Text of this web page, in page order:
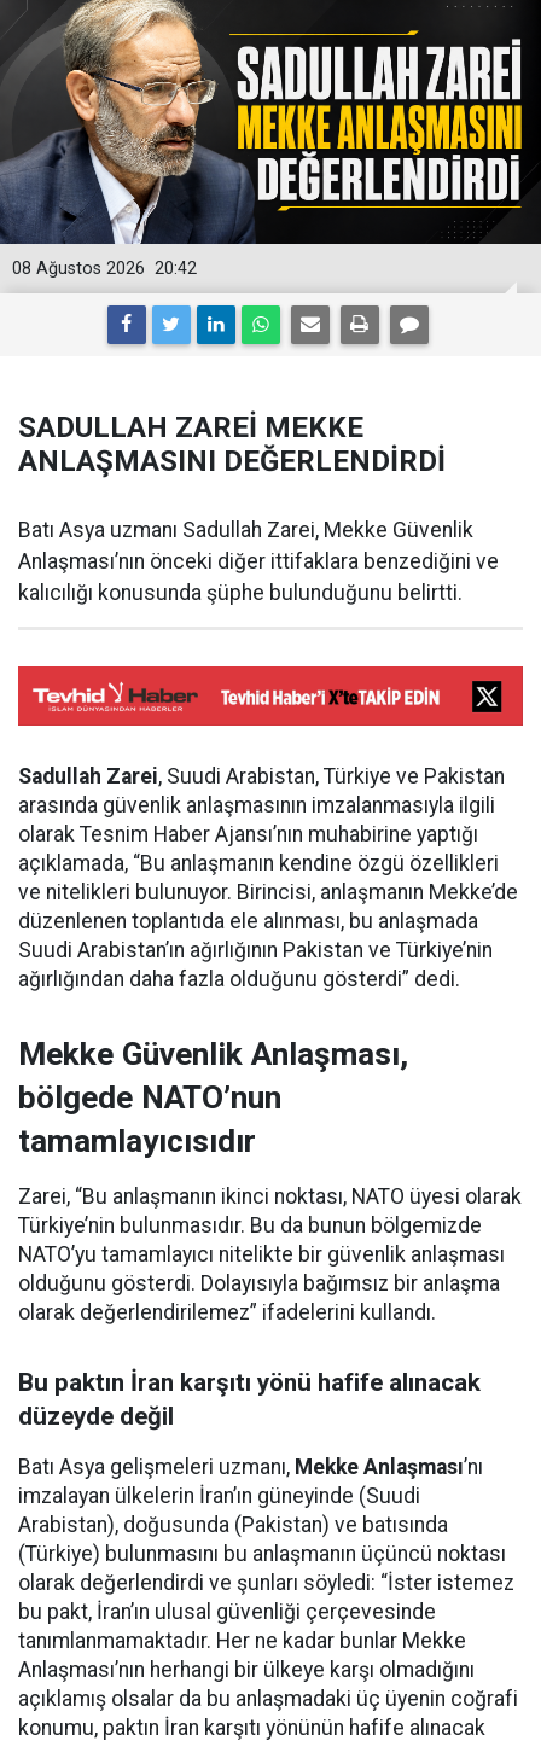
20:42
08 Ağustos 2026
SADULLAH ZAREİ MEKKE
ANLAŞMASINI DEĞERLENDİRDİ
Batı Asya uzmanı Sadullah Zarei, Mekke Güvenlik
Anlaşması’nın önceki diğer ittifaklara benzediğini ve
kalıcılığı konusunda şüphe bulunduğunu belirtti.
Sadullah Zarei, Suudi Arabistan, Türkiye ve Pakistan
arasında güvenlik anlaşmasının imzalanmasıyla ilgili
olarak Tesnim Haber Ajansı’nın muhabirine yaptığı
açıklamada, “Bu anlaşmanın kendine özgü özellikleri
ve nitelikleri bulunuyor. Birincisi, anlaşmanın Mekke’de
düzenlenen toplantıda ele alınması, bu anlaşmada
Suudi Arabistan’ın ağırlığının Pakistan ve Türkiye’nin
ağırlığından daha fazla olduğunu gösterdi” dedi.
Mekke Güvenlik Anlaşması,
bölgede NATO’nun
tamamlayıcısıdır
Zarei, “Bu anlaşmanın ikinci noktası, NATO üyesi olarak
Türkiye’nin bulunmasıdır. Bu da bunun bölgemizde
NATO’yu tamamlayıcı nitelikte bir güvenlik anlaşması
olduğunu gösterdi. Dolayısıyla bağımsız bir anlaşma
olarak değerlendirilemez” ifadelerini kullandı.
Bu paktın İran karşıtı yönü hafife alınacak
düzeyde değil
Batı Asya gelişmeleri uzmanı, Mekke Anlaşması’nı
imzalayan ülkelerin İran’ın güneyinde (Suudi
Arabistan), doğusunda (Pakistan) ve batısında
(Türkiye) bulunmasını bu anlaşmanın üçüncü noktası
olarak değerlendirdi ve şunları söyledi: “İster istemez
bu pakt, İran’ın ulusal güvenliği çerçevesinde
tanımlanmamaktadır. Her ne kadar bunlar Mekke
Anlaşması’nın herhangi bir ülkeye karşı olmadığını
açıklamış olsalar da bu anlaşmadaki üç üyenin coğrafi
konumu, paktın İran karşıtı yönünün hafife alınacak